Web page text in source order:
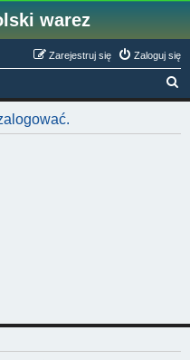
warez
Zaloguj się
Zarejestruj się
z